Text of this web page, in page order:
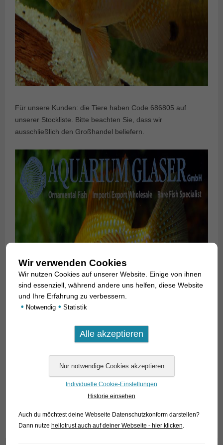
Für unsere Kunden: die Tiere haben Code 686805 auf
unserer Stockliste. Bitte beachten Sie, dass wir
ausschließlich den Großhandel beliefern.
Text & Photos: Frank Schäfer
Wir verwenden Cookies
Wir nutzen Cookies auf unserer Website. Einige von ihnen
sind essenziell, während andere uns helfen, diese Website
und Ihre Erfahrung zu verbessern.
• Notwendig • Statistik
Individuelle Cookie-Einstellungen
Historie einsehen
Auch du möchtest deine Webseite Datenschutzkonform darstellen?
Dann nutze hellotrust auch auf deiner Webseite - hier klicken